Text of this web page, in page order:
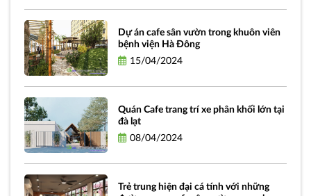
Dự án cafe sân vườn trong khuôn viên
bệnh viện Hà Đông
15/04/2024
Quán Cafe trang trí xe phân khối lớn tại
đà lạt
08/04/2024
Trẻ trung hiện đại cá tính với những